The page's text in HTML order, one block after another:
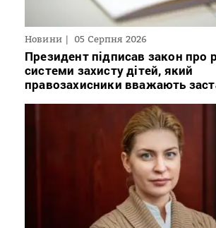
Новини 05 Серпня 2026
Президент підписав закон про
системи захисту дітей, який
правозахисники вважають